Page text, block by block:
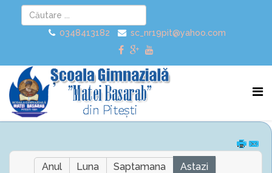
0348413182 sc_nr19pit@yahoo.com
Anul Luna Saptamana
Astazi